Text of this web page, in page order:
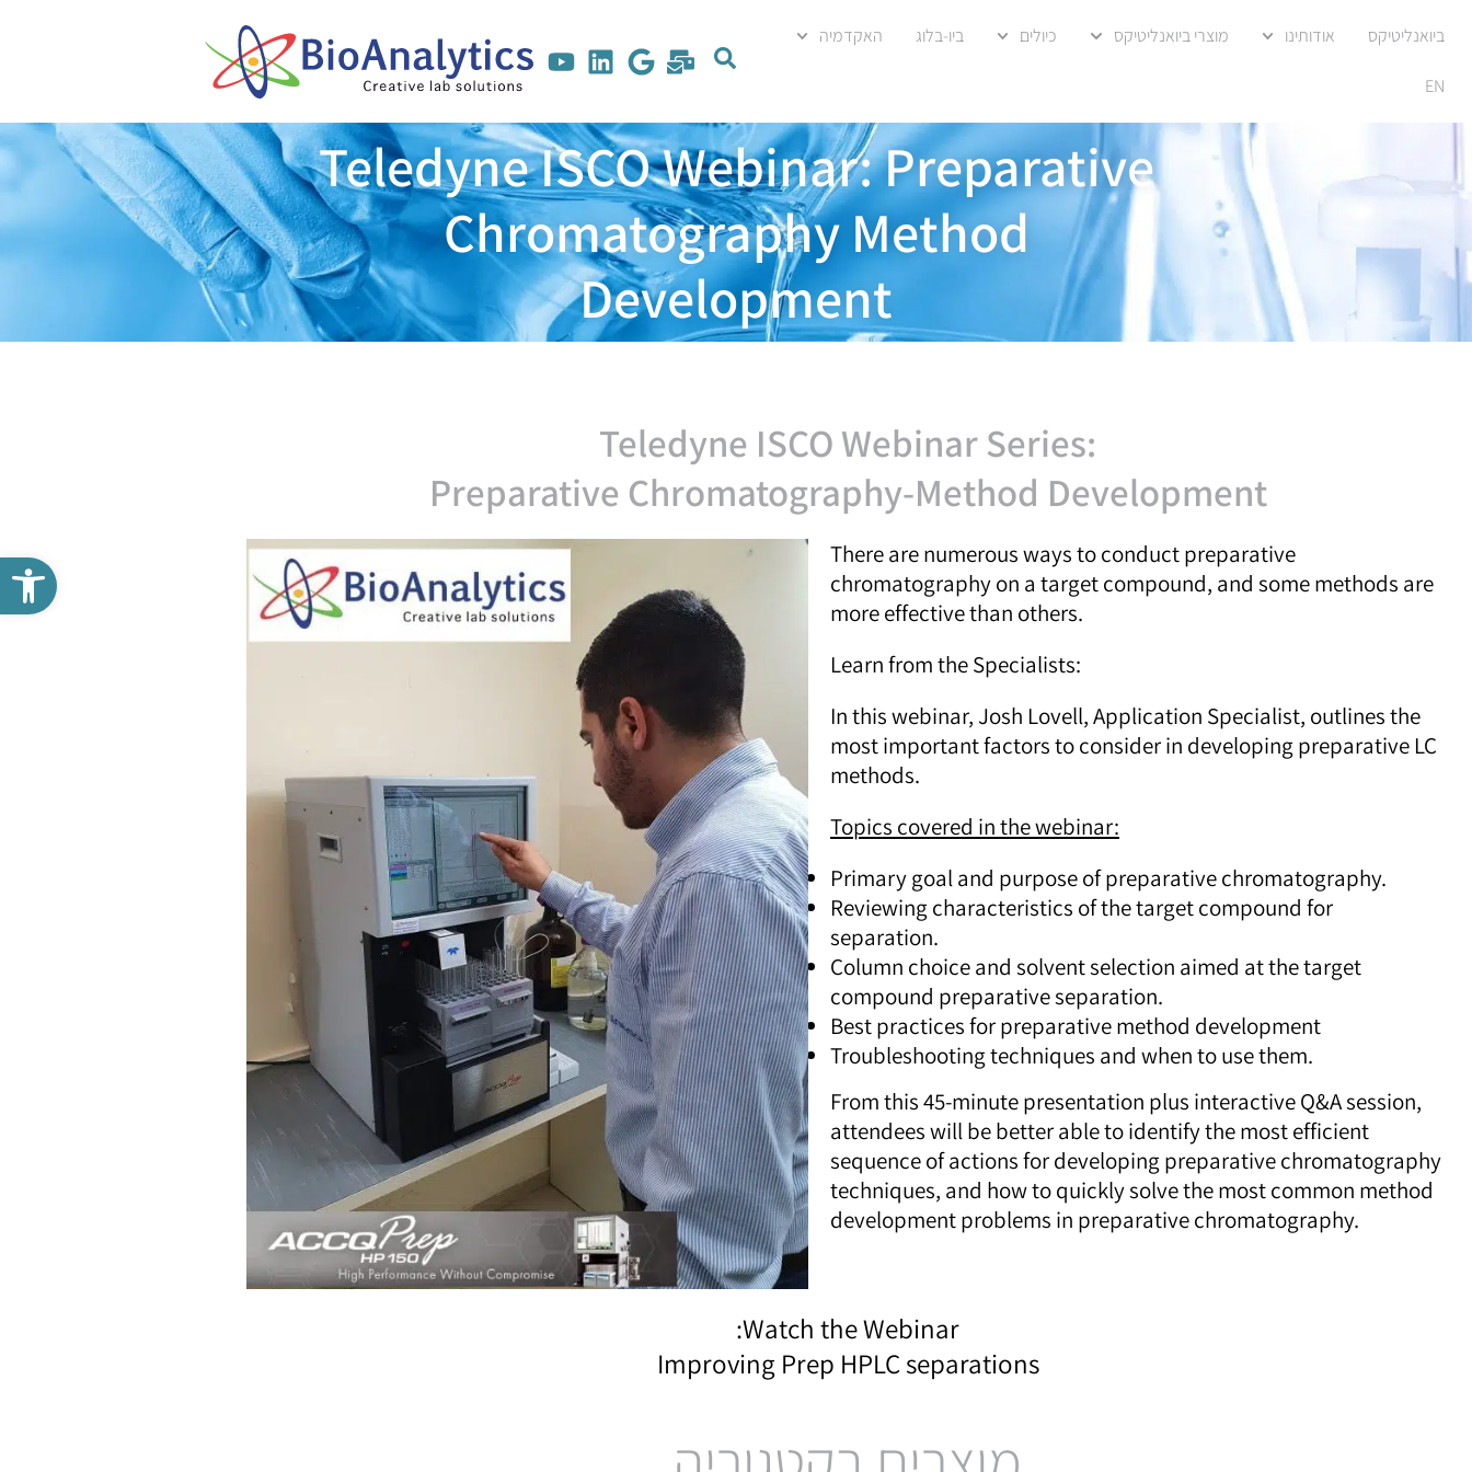
ביואנליטיקס אודותינו מוצרי ביואנליטיקס כיולים ביו-בלוג האקדמיה
EN
Teledyne ISCO Webinar: Preparative
Chromatography Method
Development
:Teledyne ISCO Webinar Series
Preparative Chromatography-Method Development
There are numerous ways to conduct preparative
chromatography on a target compound, and some methods are
more effective than others.
Learn from the Specialists:
In this webinar, Josh Lovell, Application Specialist, outlines the
most important factors to consider in developing preparative LC
methods.
Topics covered in the webinar:
Primary goal and purpose of preparative chromatography.
Reviewing characteristics of the target compound for
separation.
Column choice and solvent selection aimed at the target
compound preparative separation.
Best practices for preparative method development
Troubleshooting techniques and when to use them.
From this 45-minute presentation plus interactive Q&A session,
attendees will be better able to identify the most efficient
sequence of actions for developing preparative chromatography
techniques, and how to quickly solve the most common method
development problems in preparative chromatography.
Watch the Webinar:
Improving Prep HPLC separations
פתח סרגל נגישות